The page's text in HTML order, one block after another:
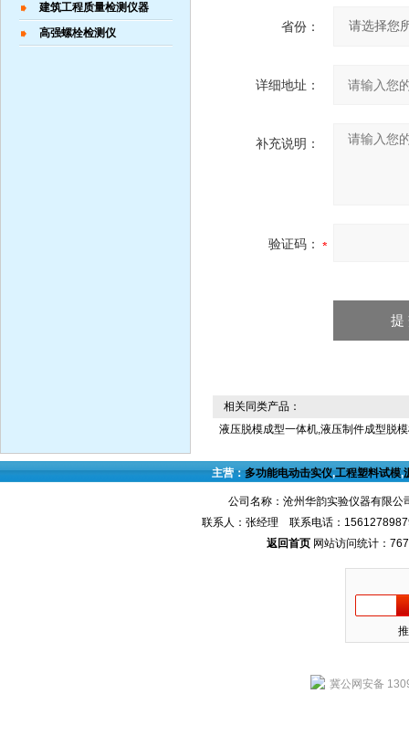
建筑工程质量检测仪器
高强螺栓检测仪
省份：
详细地址：
补充说明：
验证码：
相关同类产品：
液压脱模成型一体机,液压制件成型脱
主营：多功能电动击实仪,工程塑料试模,
公司名称：沧州华韵实验仪器有限
联系人：张经理 联系电话：
返回首页 网站访问统计：
冀公网安备